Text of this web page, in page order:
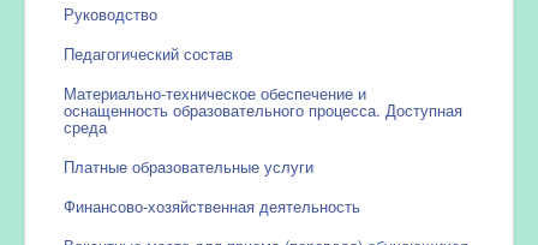
Руководство
Педагогический состав
Материально-техническое обеспечение и
оснащенность образовательного процесса. Доступная
среда
Платные образовательные услуги
Финансово-хозяйственная деятельность